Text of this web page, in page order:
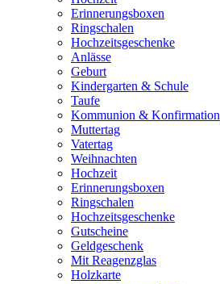
Erinnerungsboxen
Ringschalen
Hochzeitsgeschenke
Anlässe
Geburt
Kindergarten & Schule
Taufe
Kommunion & Konfirmation
Muttertag
Vatertag
Weihnachten
Hochzeit
Erinnerungsboxen
Ringschalen
Hochzeitsgeschenke
Gutscheine
Geldgeschenk
Mit Reagenzglas
Holzkarte